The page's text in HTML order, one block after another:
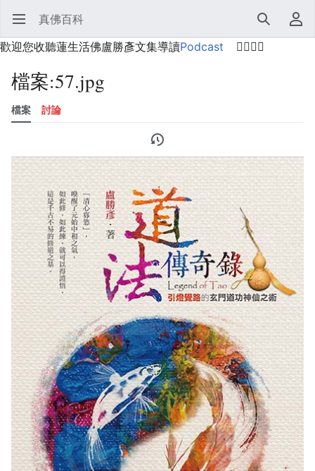
開啟主選單 真佛百科 搜尋
使用者選單
歡迎您收聽蓮生活佛盧勝彥文集導讀Podcast 🙋‍♂️🙋‍♀️
檔案:57.jpg
檔案 討論
歷史